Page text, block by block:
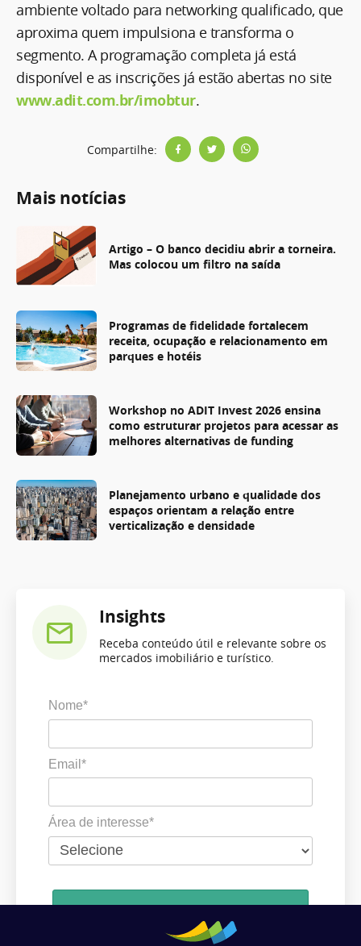
ambiente voltado para networking qualificado, que
aproxima quem impulsiona e transforma o
segmento. A programação completa já está
disponível e as inscrições já estão abertas no site
www.adit.com.br/imobtur.
Compartilhe:
Mais notícias
Artigo – O banco decidiu abrir a torneira.
Mas colocou um filtro na saída
Programas de fidelidade fortalecem
receita, ocupação e relacionamento em
parques e hotéis
Workshop no ADIT Invest 2026 ensina
como estruturar projetos para acessar as
melhores alternativas de funding
Planejamento urbano e qualidade dos
espaços orientam a relação entre
verticalização e densidade
Insights
Receba conteúdo útil e relevante sobre os
mercados imobiliário e turístico.
Nome*
Email*
Área de interesse*